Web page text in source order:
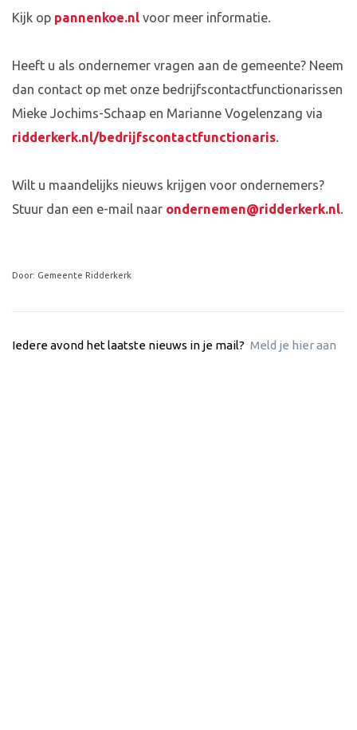
Kijk op pannenkoe.nl voor meer informatie.
Heeft u als ondernemer vragen aan de gemeente? Neem
dan contact op met onze bedrijfscontactfunctionarissen
Mieke Jochims-Schaap en Marianne Vogelenzang via
ridderkerk.nl/bedrijfscontactfunctionaris.
Wilt u maandelijks nieuws krijgen voor ondernemers?
Stuur dan een e-mail naar ondernemen@ridderkerk.nl.
Door: Gemeente Ridderkerk
Iedere avond het laatste nieuws in je mail? Meld je hier aan